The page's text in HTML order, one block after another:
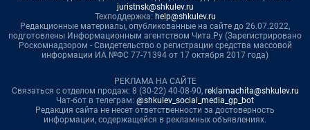
juristnsk@shkulev.ru
Техподдержка: help@shkulev.ru
Редакционные материалы, опубликованные на сайте до 26.07.2022,
подготовлены Информационным агентством Чита.Ру (Зарегистрировано
Роскомнадзором - Свидетельство о регистрации средства массовой
информации ИА №ФС 77-71394 от 17 октября 2017 года)
РЕКЛАМА НА САЙТЕ
Связаться с отделом продаж: 8 (30-22) 40-08-90, reklamachita@shkulev.ru
Чат-бот в телеграм: @shkulev_social_media_gp_bot
Редакция сайта не несет ответственности за достоверность
информации, содержащейся в рекламных объявлениях.